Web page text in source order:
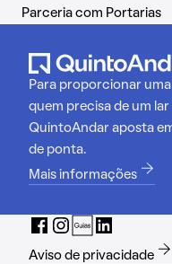
Parceria com Portarias
Para proporcionar
quem precisa de um
QuintoAndar aposta
de ponta.
Mais informações
Aviso de privacidade